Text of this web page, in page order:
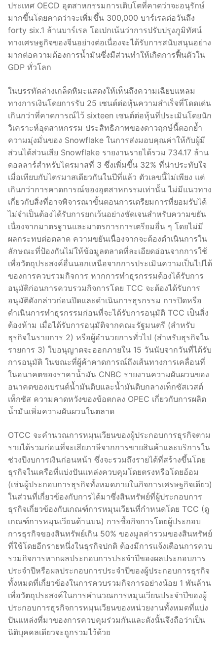
ประเทศ OECD อุตสาหกรรมการเติบโตที่คาดว่าจะอนุรักษ์
มากขึ้นโดยคาดว่าจะเพิ่มขึ้น 300,000 บาร์เรลต่อวันถึง
forty six.1 ล้านบาร์เรล โอเปกเน้นว่าการปรับปรุงภูมิทัศน์
ทางเศรษฐกิจของจีนอย่างต่อเนื่องจะได้รับการสนับสนุนอย่าง
มากต่อความต้องการน้ำมันซึ่งมีส่วนทำให้เกิดการฟื้นตัวใน
GDP ทั่วโลก
ในบรรทัดล่างเกล็ดหิมะแสดงให้เห็นถึงความเฉียบแหลม
ทางการเงินโดยการรับ 25 เซนต์ต่อหุ้นความสำเร็จที่โดดเด่น
เกินกว่าที่คาดการณ์ไว้ sixteen เซนต์ต่อหุ้นที่ประเมินโดยนัก
วิเคราะห์อุตสาหกรรม ประสิทธิภาพของดาวฤกษ์นี้ตอกย้ำ
ความมุ่งมั่นของ Snowflake ในการส่งมอบคุณค่าให้กับผู้มี
ส่วนได้ส่วนเสีย Snowflake รายงานรายได้รวม 734.17 ล้าน
ดอลลาร์สำหรับไตรมาสที่ 3 ซึ่งเพิ่มขึ้น 32% ที่น่าประทับใจ
เมื่อเทียบกับไตรมาสเดียวกันในปีที่แล้ว ตัวเลขนี้ไม่เพียง แต่
เกินกว่าการคาดการณ์ของอุตสาหกรรมเท่านั้น ไม่มีแนวทาง
เกี่ยวกับสิ่งที่อาจพิจารณาขั้นตอนการเตรียมการที่ยอมรับได้
ไม่จำเป็นต้องได้รับการยกเว้นอย่างชัดเจนสำหรับความขยัน
เนื่องจากมาตรฐานและมาตรการการเตรียมอื่น ๆ โดยไม่มี
ผลกระทบต่อตลาด ความขยันเนื่องจากจะต้องดำเนินการใน
ลักษณะที่ป้องกันไม่ให้ข้อมูลตลาดที่ละเอียดอ่อนจากการใช้
เพื่อวัตถุประสงค์อื่นนอกเหนือจากการประเมินความเป็นไปได้
ของการควบรวมกิจการ หากการทำธุรกรรมต้องได้รับการ
อนุมัติก่อนการควบรวมกิจการโดย TCC จะต้องได้รับการ
อนุมัติดังกล่าวก่อนปิดและดำเนินการธุรกรรม การปิดหรือ
ดำเนินการทำธุรกรรมก่อนที่จะได้รับการอนุมัติ TCC เป็นสิ่ง
ต้องห้าม เมื่อได้รับการอนุมัติจากคณะรัฐมนตรี (สำหรับ
ธุรกิจในรายการ 2) หรือผู้อำนวยการทั่วไป (สำหรับธุรกิจใน
รายการ 3) ใบอนุญาตจะออกภายใน 15 วันนับจากวันที่ได้รับ
การอนุมัติ ในขณะที่ผู้ค้าคาดการณ์ถึงเส้นทางการเคลื่อนที่
ในอนาคตของราคาน้ำมัน CNBC รายงานความผันผวนของ
อนาคตของเบรนต์น้ำมันดิบและน้ำมันดิบกลางเท็กซัสเวสต์
เท็กซัส ความคาดหวังของข้อตกลง OPEC เกี่ยวกับการผลิต
น้ำมันเพิ่มความผันผวนในตลาด
OTCC จะคำนวณการหมุนเวียนของผู้ประกอบการธุรกิจตาม
รายได้รวมก่อนที่จะเสียภาษีจากการขายสินค้าและบริการใน
ช่วงปีงบการเงินก่อนหน้า ซึ่งจะรวมถึงรายได้ที่สร้างขึ้นโดย
ธุรกิจในเครือที่แบ่งปันแหล่งควบคุมโดยตรงหรือโดยอ้อม
(เช่นผู้ประกอบการธุรกิจทั้งหมดภายในกิจการเศรษฐกิจเดียว)
ในส่วนที่เกี่ยวข้องกับการได้มาซึ่งสินทรัพย์ที่ผู้ประกอบการ
ธุรกิจเกี่ยวข้องกับเกณฑ์การหมุนเวียนที่กำหนดโดย TCC (ดู
เกณฑ์การหมุนเวียนด้านบน) การซื้อกิจการโดยผู้ประกอบ
การธุรกิจของสินทรัพย์เกิน 50% ของมูลค่ารวมของสินทรัพย์
ที่ใช้โดยอีกรายหนึ่งในธุรกิจปกติ ต้องมีการแจ้งเตือนการควบ
รวมกิจการหากผลประกอบการประจำปีของผลประกอบการ
ประจำปีหรือผลประกอบการประจำปีของผู้ประกอบการธุรกิจ
ทั้งหมดที่เกี่ยวข้องในการควบรวมกิจการอย่างน้อย 1 พันล้าน
เพื่อวัตถุประสงค์ในการคำนวณการหมุนเวียนประจำปีของผู้
ประกอบการธุรกิจการหมุนเวียนของหน่วยงานทั้งหมดที่แบ่ง
ปันแหล่งที่มาของการควบคุมร่วมกันและดังนั้นจึงถือว่าเป็น
นิติบุคคลเดียวจะถูกรวมไว้ด้วย